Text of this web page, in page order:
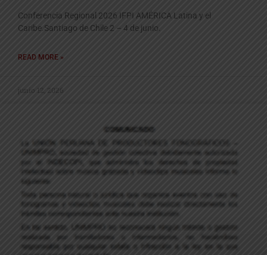
Conferencia Regional 2026 IFPI AMÉRICA Latina y el
Caribe.Santiago de Chile 2 – 4 de junio.
READ MORE »
junio 12, 2026